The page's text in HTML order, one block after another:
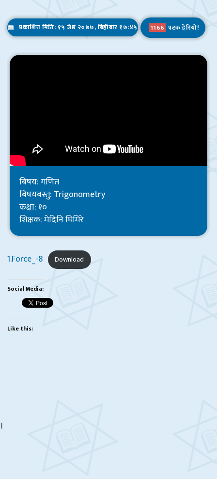
शिकाई उपलब्धि- २०७६
शिक्षकले सम्पत्ति विवरण बुझाउने सम्बन्धमा ।
प्रकाशित मिति: १५ जेष्ठ २०७७, बिहीबार १७:४५ 1166 पटक हेरियो!
बिषय: गणित
बिषयबस्तु: Trigonometry
कक्षा: १०
शिक्षक: मेदिनि घिमिरे
1.Force_-8 Download
Social Media:
Like this:
।